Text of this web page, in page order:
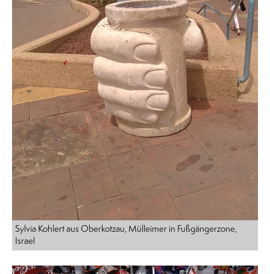
Sylvia Kohlert aus Oberkotzau, Mülleimer in Fußgängerzone,
Israel